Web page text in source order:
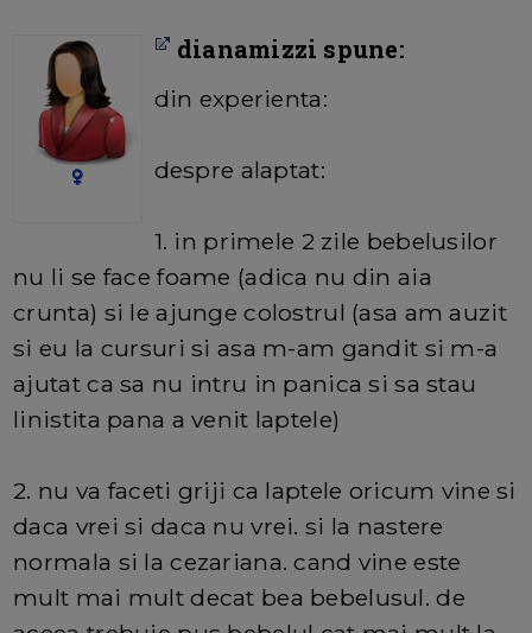
dianamizzi spune:
din experienta:
despre alaptat:
1. in primele 2 zile bebelusilor
nu li se face foame (adica nu din aia
crunta) si le ajunge colostrul (asa am auzit
si eu la cursuri si asa m-am gandit si m-a
ajutat ca sa nu intru in panica si sa stau
linistita pana a venit laptele)
2. nu va faceti griji ca laptele oricum vine si
daca vrei si daca nu vrei. si la nastere
normala si la cezariana. cand vine este
mult mai mult decat bea bebelusul. de